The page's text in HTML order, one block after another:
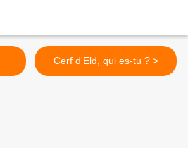
Cerf d'Eld, qui es-tu ? >